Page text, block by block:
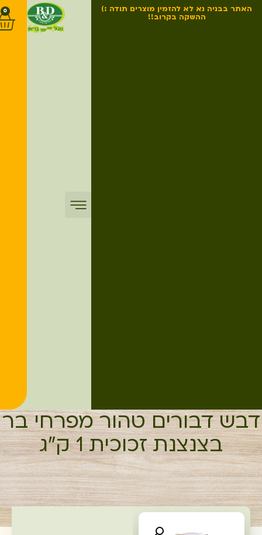
האתר בבניה נא לא להזמין מוצרים תודה :)
ההשקה בקרוב!!
0
דבש דבורים טהור מפרחי בר
בצנצנת זכוכית 1 ק"ג